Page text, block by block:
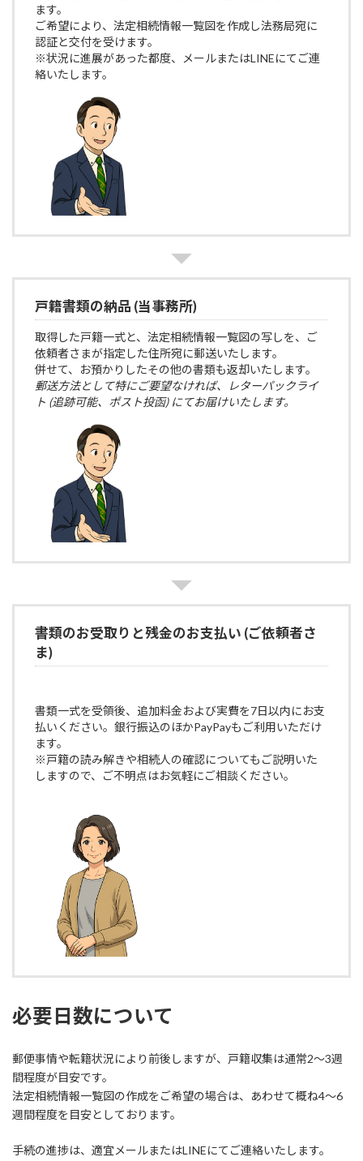
ます。
ご希望により、法定相続情報一覧図を作成し法務局宛に
認証と交付を受けます。
※状況に進展があった都度、メールまたはLINEにてご連
絡いたします。
戸籍書類の納品 (当事務所)
取得した戸籍一式と、法定相続情報一覧図の写しを、ご
依頼者さまが指定した住所宛に郵送いたします。
併せて、お預かりしたその他の書類も返却いたします。
郵送方法として特にご要望なければ、レターパックライ
ト (追跡可能、ポスト投函) にてお届けいたします。
書類のお受取りと残金のお支払い (ご依頼者さ
ま)
書類一式を受領後、追加料金および実費を7日以内にお支
払いください。銀行振込のほかPayPayもご利用いただけ
ます。
※戸籍の読み解きや相続人の確認についてもご説明いた
しますので、ご不明点はお気軽にご相談ください。
必要日数について
郵便事情や転籍状況により前後しますが、戸籍収集は通常2〜3週
間程度が目安です。
法定相続情報一覧図の作成をご希望の場合は、あわせて概ね4〜6
週間程度を目安としております。
手続の進捗は、適宜メールまたはLINEにてご連絡いたします。